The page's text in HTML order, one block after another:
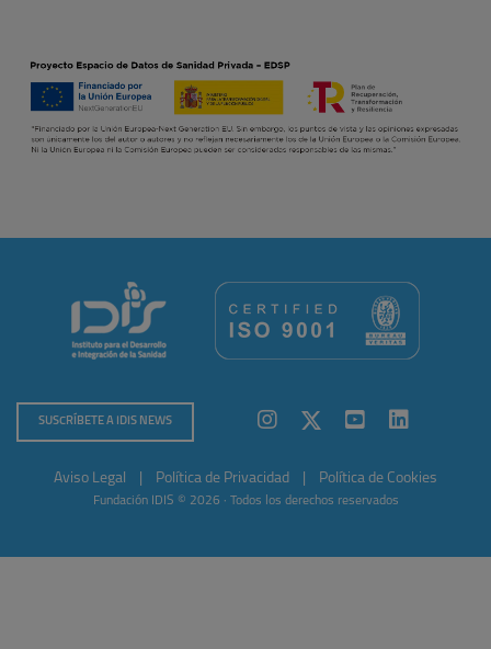
SUSCRÍBETE A IDIS NEWS
Aviso Legal Política de Privacidad Política de Cookies
Fundación IDIS © 2026 · Todos los derechos reservados